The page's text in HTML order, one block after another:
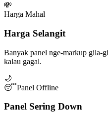
💸
Harga Mahal
Harga Selangit
Banyak panel nge-markup gila-
kalau gagal.
🌙
😴Panel Offline
Panel Sering Down